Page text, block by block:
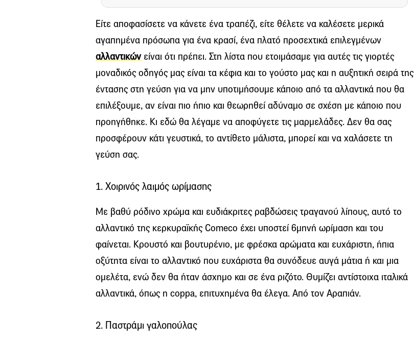
Είτε αποφασίσετε να κάνετε ένα τραπέζι, είτε θέλετε να καλέσετε μερικά
αγαπημένα πρόσωπα για ένα κρασί, ένα πλατό προσεχτικά επιλεγμένων
αλλαντικώνείναι ότι πρέπει. Στη λίστα που ετοιμάσαμε για αυτές τις γιορτές
μοναδικός οδηγός μας είναι τα κέφια και το γούστο μας και η αυξητική σειρά της
έντασης στη γεύση για να μην υποτιμήσουμε κάποιο από τα αλλαντικά που θα
επιλέξουμε, αν είναι πιο ήπιο και θεωρηθεί αδύναμο σε σχέση με κάποιο που
προηγήθηκε. Κι εδώ θα λέγαμε να αποφύγετε τις μαρμελάδες. Δεν θα σας
προσφέρουν κάτι γευστικά, το αντίθετο μάλιστα, μπορεί και να χαλάσετε τη
γεύση σας.
1. Χοιρινός λαιμός ωρίμασης
Με βαθύ ρόδινο χρώμα και ευδιάκριτες ραβδώσεις τραγανού λίπους, αυτό το
αλλαντικό της κερκυραϊκής Comeco έχει υποστεί 6μηνή ωρίμαση και του
φαίνεται. Κρουστό και βουτυρένιο, με φρέσκα αρώματα και ευχάριστη, ήπια
οξύτητα είναι το αλλαντικό που ευχάριστα θα συνόδευε αυγά μάτια ή και μια
ομελέτα, ενώ δεν θα ήταν άσχημο και σε ένα ριζότο. Θυμίζει αντίστοιχα ιταλικά
αλλαντικά, όπως η coppa, επιτυχημένα θα έλεγα. Από τον Αραπιάν.
2. Παστράμι γαλοπούλας